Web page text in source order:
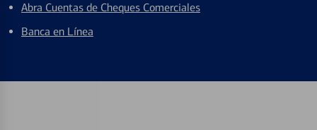
Abra Cuentas de Cheques Comerciales
Banca en Línea